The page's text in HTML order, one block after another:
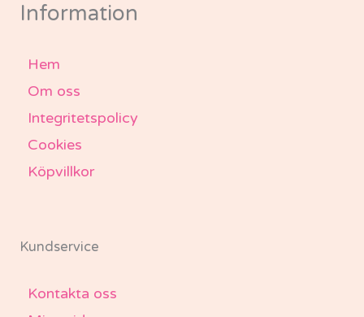
f
Information
Hem
Om oss
Integritetspolicy
Cookies
Köpvillkor
Kundservice
Kontakta oss